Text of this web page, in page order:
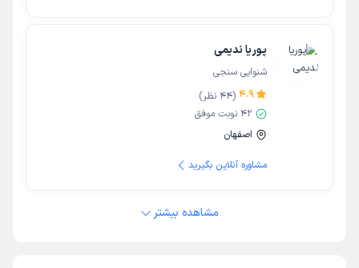
پوریا ندیمی
شنوایی سنجی
4.9
(
44 نظر)
42 نوبت موفق
اصفهان
مشاوره آنلاین بگیرید
مشاهده بیشتر